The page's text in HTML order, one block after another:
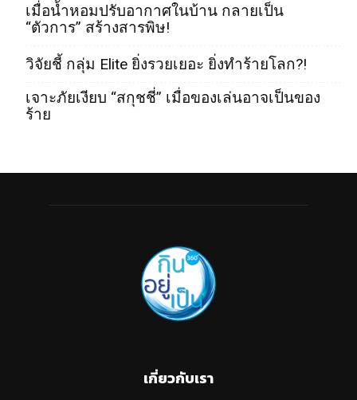
เมื่อน้ำหอมปรับอากาศในบ้าน กลายเป็น
“ตัวการ” สร้างสารพิษ!
วิจัยชี้ กลุ่ม Elite ยิ่งรวยเยอะ ยิ่งทำร้ายโลก?!
เจาะภัยเงียบ “สกุชชี่” เมื่อของเล่นอาจเป็นของ
ร้าย
เกี่ยวกับเรา